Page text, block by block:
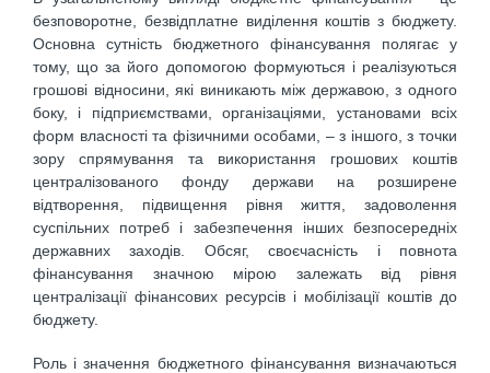
безповоротне, безвідплатне виділення коштів з бюджету.
Основна сутність бюджетного фінансування полягає у
тому, що за його допомогою формуються і реалізуються
грошові відносини, які виникають між державою, з одного
боку, і підприємствами, організаціями, установами всіх
форм власності та фізичними особами, – з іншого, з точки
зору спрямування та використання грошових коштів
централізованого фонду держави на розширене
відтворення, підвищення рівня життя, задоволення
суспільних потреб і забезпечення інших безпосередніх
державних заходів. Обсяг, своєчасність і повнота
фінансування значною мірою залежать від рівня
централізації фінансових ресурсів і мобілізації коштів до
бюджету.
Роль і значення бюджетного фінансування визначаються